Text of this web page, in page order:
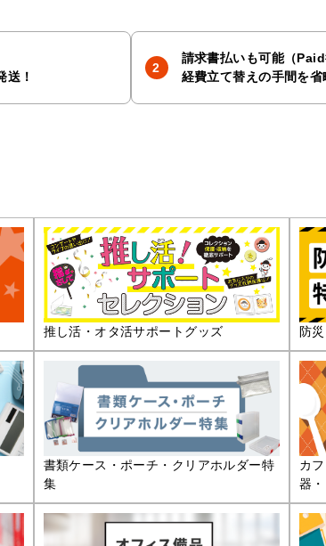
送！
請求書払いも可能（Paid
経費立て替えの手間を省
推し活・オタ活サポートグッズ 防
書類ケース・ポーチ・クリアホルダー特
集
カ
器